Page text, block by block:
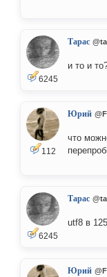
6245
Тарас
и то и
112
Юрий
что
6245
Тарас
utf8 в
Юрий